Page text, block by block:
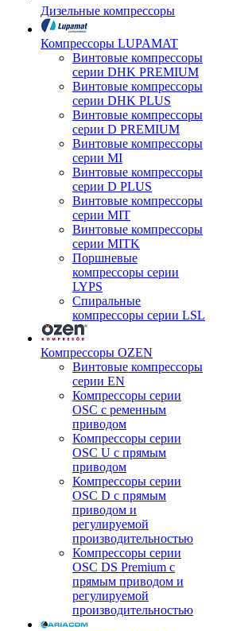
Дизельные компрессоры
Компрессоры LUPAMAT
Винтовые компрессоры
серии DHK PREMIUM
Винтовые компрессоры
серии DHK PLUS
Винтовые компрессоры
серии D PREMIUM
Винтовые компрессоры
серии MI
Винтовые компрессоры
серии D PLUS
Винтовые компрессоры
серии MIT
Винтовые компрессоры
серии MITK
Поршневые
компрессоры серии
LYPS
Спиральные
компрессоры серии LSL
Компрессоры OZEN
Винтовые компрессоры
серии EN
Компрессоры серии
OSC с ременным
приводом
Компрессоры серии
OSC U с прямым
приводом
Компрессоры серии
OSC D с прямым
приводом и
регулируемой
производительностью
Компрессоры серии
OSC DS Premium с
прямым приводом и
регулируемой
производительностью